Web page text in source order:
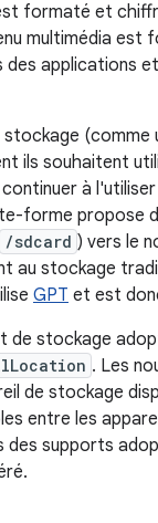
formaté et
multimédia est
applications
(comme
ils souhaitent
à
forme propose
/sdcard ) vers le
au stockage
GPT et est
stockage
. Les
de stockage
entre les
supports